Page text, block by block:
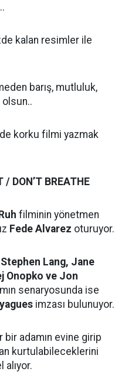
kalan resimler ile
barış, mutluluk,
korku filmi yazmak
/ DON’T BREATHE
filminin yönetmen
Fede Alvarez oturuyor.
Lang, Jane
Onopko ve Jon
senaryosunda ise
imzası bulunuyor.
bir adamın evine girip
kurtulabileceklerini